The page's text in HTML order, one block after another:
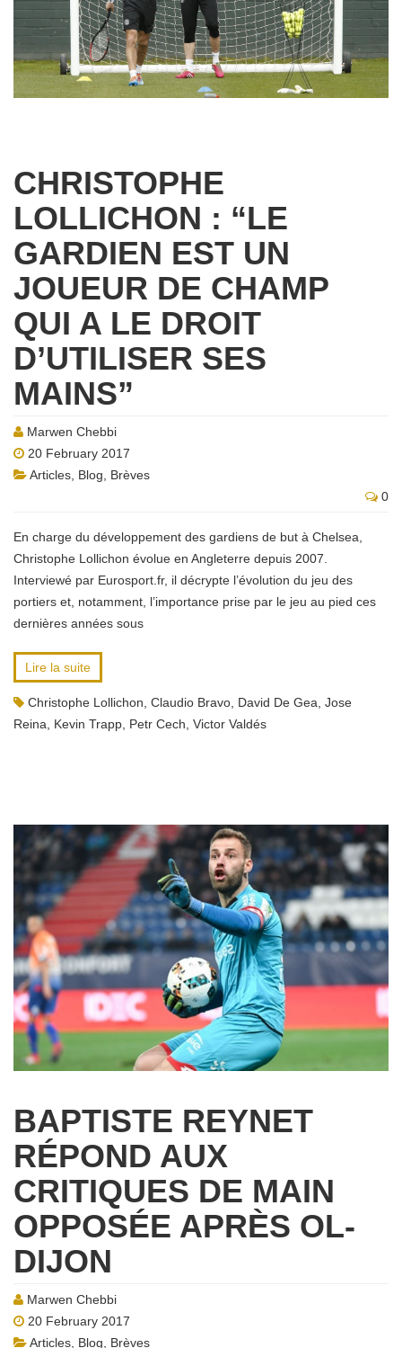
CHRISTOPHE
LOLLICHON : “LE
GARDIEN EST UN
JOUEUR DE CHAMP
QUI A LE DROIT
D’UTILISER SES
MAINS”
Marwen Chebbi
20 February 2017
Articles Blog
Brèves
0
En charge du développement des gardiens de but à Chelsea,
Christophe Lollichon évolue en Angleterre depuis 2007.
Interviewé par Eurosport.fr, il décrypte l’évolution du jeu des
portiers et, notamment, l’importance prise par le jeu au pied ces
dernières années sous
Lire la suite
Christophe Lollichon Claudio Bravo David De Gea Jose
Reina
Kevin Trapp Petr Cech Victor Valdés
BAPTISTE REYNET
RÉPOND AUX
CRITIQUES DE MAIN
OPPOSÉE APRÈS OL-
DIJON
Marwen Chebbi
20 February 2017
Articles Blog Brèves